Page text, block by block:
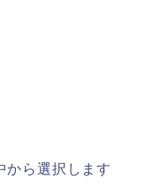
から選択します